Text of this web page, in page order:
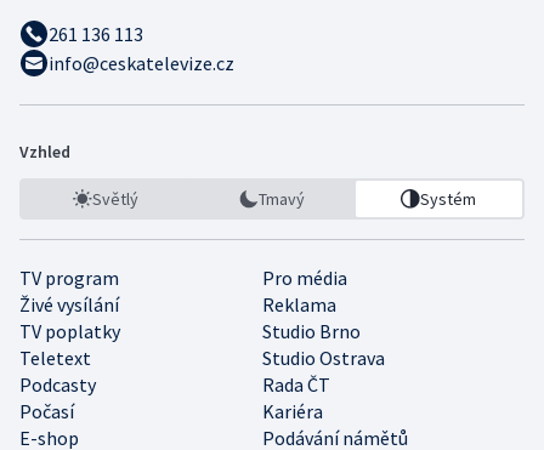
261 136 113
info@ceskatelevize.cz
Vzhled
Světlý Tmavý Systém
TV program
Pro média
Živé vysílání
Reklama
TV poplatky
Studio Brno
Teletext
Studio Ostrava
Podcasty
Rada ČT
Počasí
Kariéra
E-shop
Podávání námětů